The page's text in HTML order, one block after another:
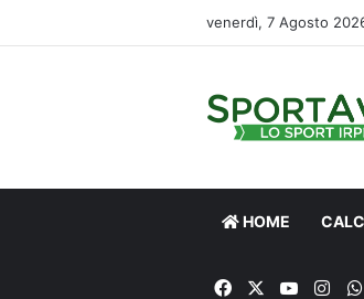
venerdì, 7 Agosto
HOME
FacebookYou Tube